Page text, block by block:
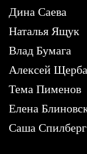
Дина Саева
Наталья Ящук
Влад Бумага
Алексей
Тема Пименов
Елена
Саша Спилберг